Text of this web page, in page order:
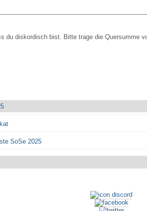
du diskordisch bist. Bitte trage die Quersumme
SoSe 2025